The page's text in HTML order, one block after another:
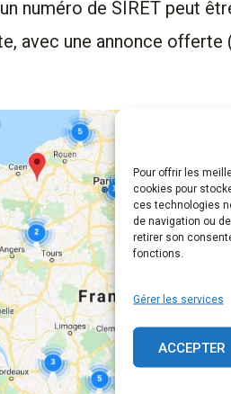
Pour offrir les
cookies pour
ces technologies
de navigation ou
retirer son
fonctions.
Gérer les services
ACCEPTER
numéro de SIRET peut
avec une annonce